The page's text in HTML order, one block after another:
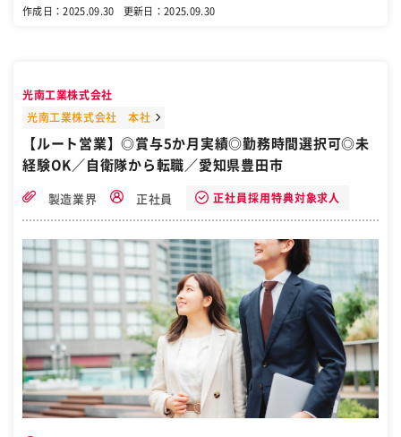
を製造する機械をつくる。そのために、この金属を切断して、レーザ
界などに属しています。機械メーカー、設備メーカー、半導体関連企
業の方々からお仕事をいただいています。 ■ルート営業の仕事の流れ
ング ・社内に協力依頼、見積書作成は専用チーム対応、加工について
は製造チームに相談 ・提案内容をまとめて、お客様と打合せ（納期や
業も少ない！ ☆賞与は年2回・4ヶ月分！年収例580万円以上 ☆徹底的
できる職場です ［自衛隊・転職・求人］
作成日：2025.09.30 更新日：2025.09.30
光南工業株式会社
光南工業株式会社 本社
【ルート営業】◎賞与5か月実績◎勤務時間選択可◎未
経験OK／自衛隊から転職／愛知県豊田市
製造業界 正社員 正社員採用特典対象求人